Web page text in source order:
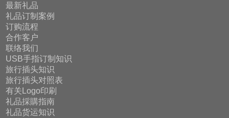
最新礼品
礼品订制案例
订购流程
合作客户
联络我们
USB手指订制知识
旅行插头知识
旅行插头对照表
有关Logo印刷
礼品採購指南
礼品货运知识